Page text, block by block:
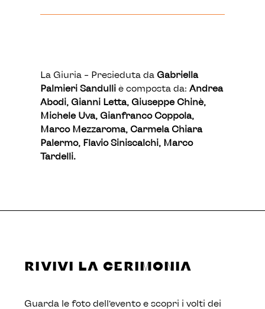
La Giuria – Presieduta da Gabriella
Palmieri Sandulli è composta da:Andrea
Abodi, Gianni Letta, Giuseppe Chinè,
Michele Uva, Gianfranco Coppola,
Marco Mezzaroma, Carmela Chiara
Palermo, Flavio Siniscalchi, Marco
Tardelli.
RIVIVI LA CERIMONIA
Guarda le foto dell’evento e scopri i volti dei